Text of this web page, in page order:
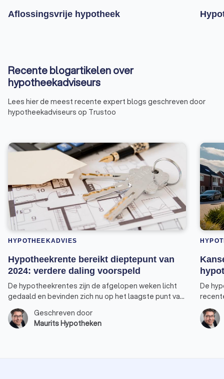
Aflossingsvrije hypotheek
Recente blogartikelen over
hypotheekadviseurs
Lees hier de meest recente expert blogs geschreven door
hypotheekadviseurs op Trustoo
HYPOTHEEKADVIES
Hypotheekrente bereikt dieptepunt van
2024: verdere daling voorspeld
De hypotheekrentes zijn de afgelopen weken licht
gedaald en bevinden zich nu op het laagste punt van
2024. Vooral de rentepercentages voor 30, 20 en 10
jaar-vast bereikten een nieuw dieptepunt. De rente
voor 10 jaar vast, de populairste keuze onder
Geschreven door
Maurits Hypotheken
De